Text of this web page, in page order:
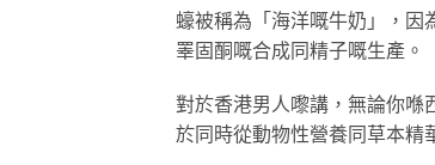
蠔被稱為「海洋嘅牛奶」，因
睪固酮嘅合成同精子嘅生產。
對於香港男人嚟講，無論你喺
於同時從動物性營養同草本精